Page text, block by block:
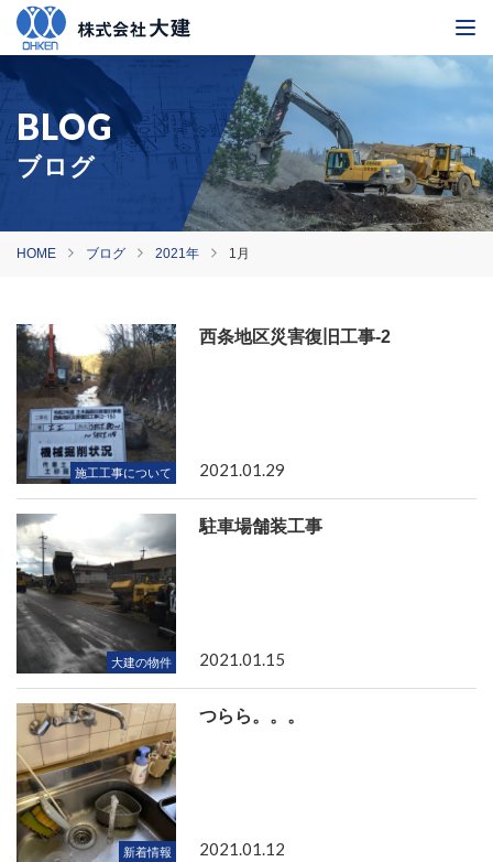
ブログ
HOME ブログ 2021年 1月
施工工事について
西条地区災害復旧工事-2
2021.01.29
大建の物件
駐車場舗装工事
2021.01.15
新着情報
つらら。。。
2021.01.12